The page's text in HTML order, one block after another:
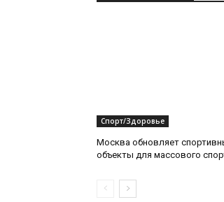
Спорт/Здоровье
Москва обновляет
объекты для массового